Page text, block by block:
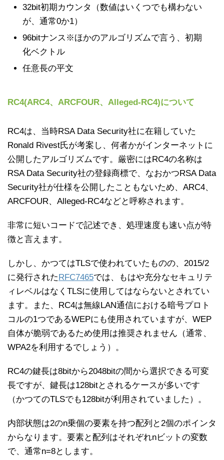
32bit初期カウンタ（数値はいくつでも構わない
が、通常0か1）
96bitナンス※ほかのアルゴリズムで言う、初期
化ベクトル
任意長の平文
RC4(ARC4、ARCFOUR、Alleged-RC4)について
RC4は、当時RSA Data Security社に在籍していた
Ronald Rivest氏が考案し、何者かがインターネットに
公開したアルゴリズムです。厳密にはRC4の名称は
RSA Data Security社の登録商標で、なおかつRSA Data
Security社が仕様を公開したこともないため、ARC4、
ARCFOUR、Alleged-RC4などと呼称されます。
非常に短いコードで記述でき、処理速度も速い点が特
徴と言えます。
しかし、かつてはTLSで使われていたものの、2015/2
に発行されたRFC7465では、もはや充分なセキュリテ
ィレベルはなくTLSに使用してはならないとされてい
ます。また、RC4は無線LAN通信における暗号プロト
コルの1つであるWEPにも使用されていますが、WEP
自体が脆弱であるため使用は推奨されません（通常、
WPA2を利用するでしょう）。
RC4の鍵長は8bitから2048bitの間から選択できる可変
長ですが、鍵長は128bitとされるケースが多いです
（かつてのTLSでも128bitが利用されていました）。
内部状態は2のn乗個の要素を持つ配列と2個のポインタ
からなります。要素と配列はそれぞれnビットの変数
で、通常n=8とします。